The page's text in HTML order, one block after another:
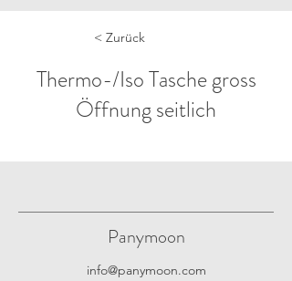
< Zurück
Thermo-/Iso Tasche gross
Öffnung seitlich
Panymoon
info@panymoon.com